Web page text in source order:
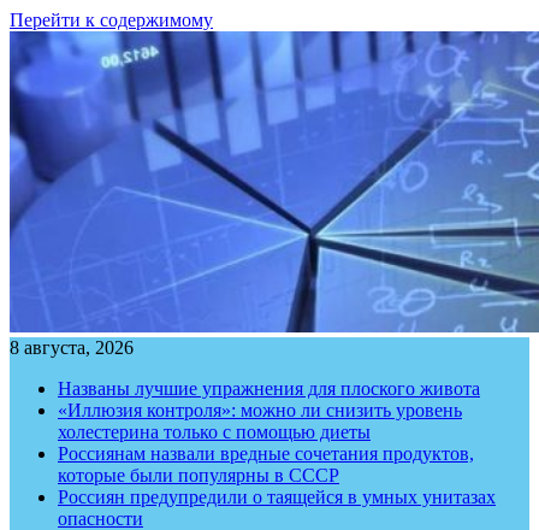
Перейти к содержимому
8 августа, 2026
Названы лучшие упражнения для плоского живота
«Иллюзия контроля»: можно ли снизить уровень
холестерина только с помощью диеты
Россиянам назвали вредные сочетания продуктов,
которые были популярны в СССР
Россиян предупредили о таящейся в умных унитазах
опасности